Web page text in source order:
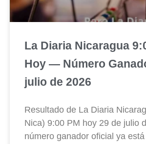
La Diaria Nicaragua
Hoy — Número
julio de 2026
Resultado de La Diaria
Nica) 9:00 PM hoy 29 de julio
número ganador oficial ya